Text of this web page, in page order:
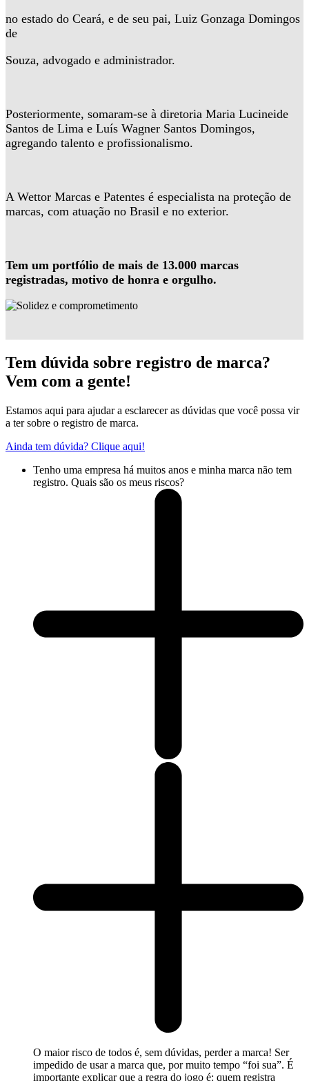
no estado do Ceará, e de seu pai, Luiz Gonzaga Domingos
de
Souza, advogado e administrador.
Posteriormente, somaram-se à diretoria Maria Lucineide
Santos de Lima e Luís Wagner Santos Domingos,
agregando talento e profissionalismo.
A Wettor Marcas e Patentes é especialista na proteção de
marcas, com atuação no Brasil e no exterior.
Tem um portfólio de mais de 13.000 marcas
registradas, motivo de honra e orgulho.
Tem dúvida sobre registro de marca?
Vem com a gente!
Estamos aqui para ajudar a esclarecer as dúvidas que você possa vir
a ter sobre o registro de marca.
Ainda tem dúvida? Clique aqui!
Tenho uma empresa há muitos anos e minha marca não tem
registro. Quais são os meus riscos?
O maior risco de todos é, sem dúvidas, perder a marca! Ser
impedido de usar a marca que, por muito tempo “foi sua”. É
importante explicar que a regra do jogo é: quem registra